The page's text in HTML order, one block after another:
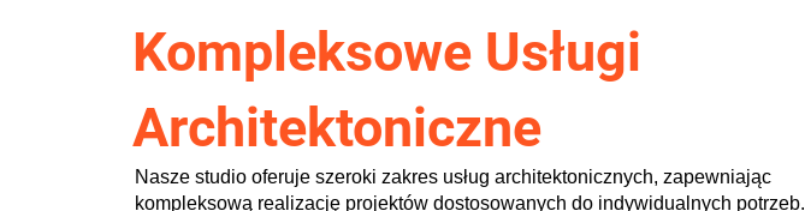
Kompleksowe Usługi
Architektoniczne
Nasze studio oferuje szeroki zakres usług architektonicznych, zapewniając
kompleksową realizację projektów dostosowanych do indywidualnych potrzeb.